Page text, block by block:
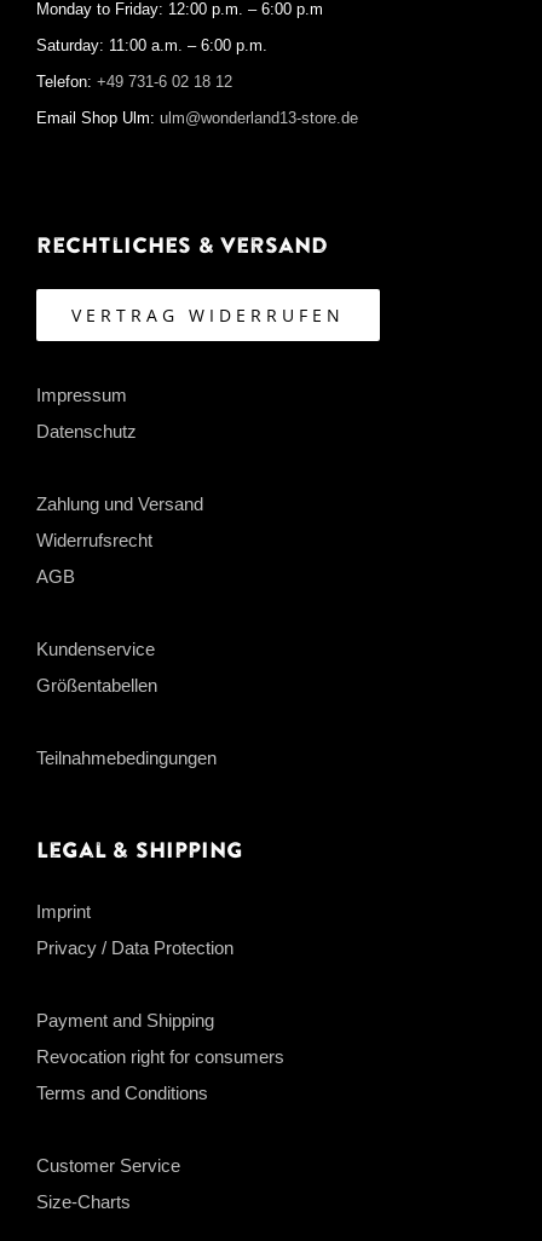
Monday to Friday: 12:00 p.m. – 6:00 p.m
Saturday: 11:00 a.m. – 6:00 p.m.
Telefon: +49 731-6 02 18 12
Email Shop Ulm: ulm@wonderland13-store.de
Rechtliches & Versand
VERTRAG WIDERRUFEN
Impressum
Datenschutz
Zahlung und Versand
Widerrufsrecht
AGB
Kundenservice
Größentabellen
Teilnahmebedingungen
Legal & Shipping
Imprint
Privacy / Data Protection
Payment and Shipping
Revocation right for consumers
Terms and Conditions
Customer Service
Size-Charts